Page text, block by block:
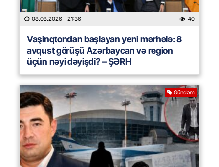
08.08.2026 - 21:36 40
Vaşinqtondan başlayan yeni mərhələ: 8
avqust görüşü Azərbaycan və region
üçün nəyi dəyişdi? – ŞƏRH
Gündəm